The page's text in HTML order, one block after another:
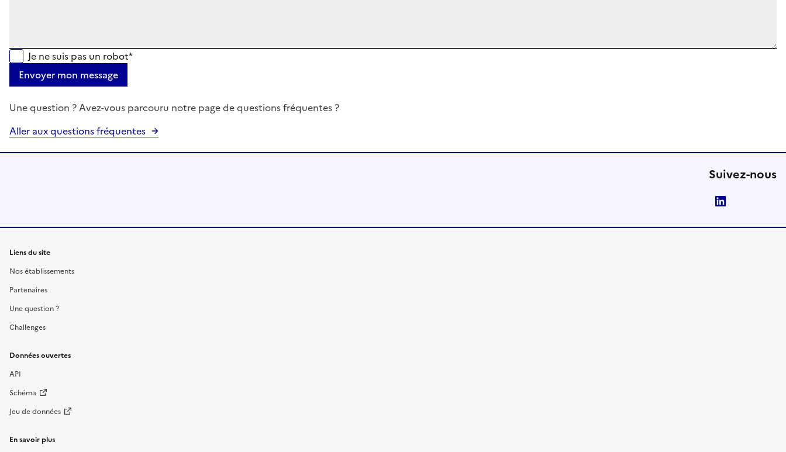
Je ne suis pas un robot*
Envoyer mon message
Une question ? Avez-vous parcouru notre page de questions fréquentes ?
Aller aux questions fréquentes
Suivez-nous
Liens du site
Nos établissements
Partenaires
Une question ?
Challenges
Données ouvertes
API
Schéma
Jeu de données
En savoir plus